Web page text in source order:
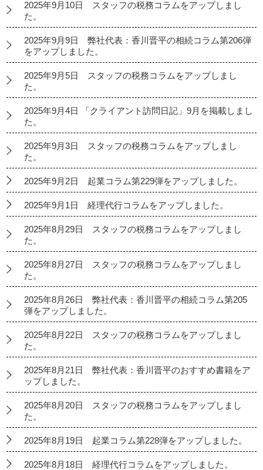
2025年9月10日 スタッフの税務コラムをアップしまし
た。
2025年9月9日 弊社代表：香川晋平の相続コラム第206弾
をアップしました。
2025年9月5日 スタッフの税務コラムをアップしまし
た。
2025年9月4日 「クライアント訪問日記」9月を掲載しまし
た。
2025年9月3日 スタッフの税務コラムをアップしまし
た。
2025年9月2日 起業コラム第229弾をアップしました。
2025年9月1日 経理代行コラムをアップしました。
2025年8月29日 スタッフの税務コラムをアップしまし
た。
2025年8月27日 スタッフの税務コラムをアップしまし
た。
2025年8月26日 弊社代表：香川晋平の相続コラム第205
弾をアップしました。
2025年8月22日 スタッフの税務コラムをアップしまし
た。
2025年8月21日 弊社代表：香川晋平のおすすめ書籍をア
ップしました。
2025年8月20日 スタッフの税務コラムをアップしまし
た。
2025年8月19日 起業コラム第228弾をアップしました。
2025年8月18日 経理代行コラムをアップしました。